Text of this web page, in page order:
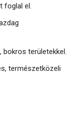
foglal el.
bokros területekkel.
természetközeli